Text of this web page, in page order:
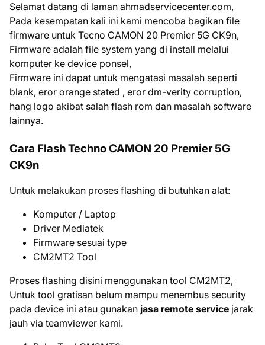
Selamat datang di laman ahmadservicecenter.com,
Pada kesempatan kali ini kami mencoba bagikan file
firmware untuk Tecno CAMON 20 Premier 5G CK9n,
Firmware adalah file system yang di install melalui
komputer ke device ponsel,
Firmware ini dapat untuk mengatasi masalah seperti
blank, eror orange stated , eror dm-verity corruption,
hang logo akibat salah flash rom dan masalah software
lainnya.
Cara Flash Techno CAMON 20 Premier 5G
CK9n
Untuk melakukan proses flashing di butuhkan alat:
Komputer / Laptop
Driver Mediatek
Firmware sesuai type
CM2MT2 Tool
Proses flashing disini menggunakan tool CM2MT2,
Untuk tool gratisan belum mampu menembus security
pada device ini atau gunakan jasa remote service jarak
jauh via teamviewer kami.